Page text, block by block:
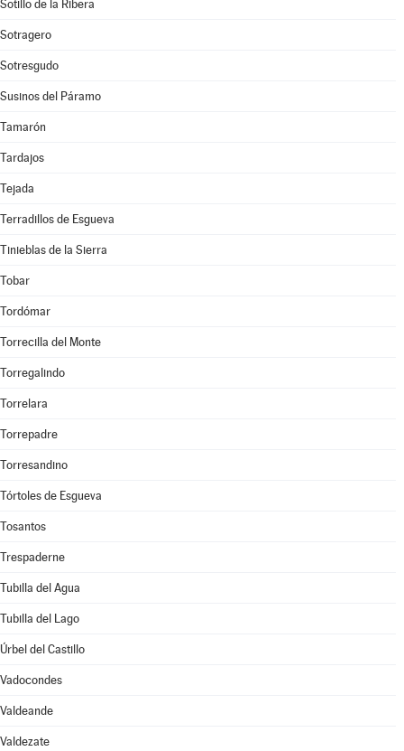
Sotillo de la Ribera
Sotragero
Sotresgudo
Susinos del Páramo
Tamarón
Tardajos
Tejada
Terradillos de Esgueva
Tinieblas de la Sierra
Tobar
Tordómar
Torrecilla del Monte
Torregalindo
Torrelara
Torrepadre
Torresandino
Tórtoles de Esgueva
Tosantos
Trespaderne
Tubilla del Agua
Tubilla del Lago
Úrbel del Castillo
Vadocondes
Valdeande
Valdezate